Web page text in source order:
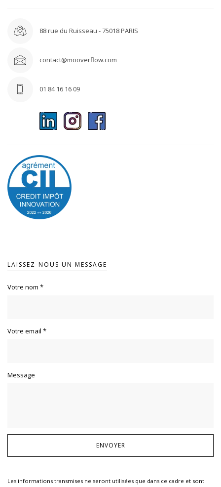
88 rue du Ruisseau - 75018 PARIS
contact@mooverflow.com
01 84 16 16 09
LAISSEZ-NOUS UN MESSAGE
Votre nom *
Votre email *
Message
Les informations transmises ne seront utilisées que dans ce cadre et sont